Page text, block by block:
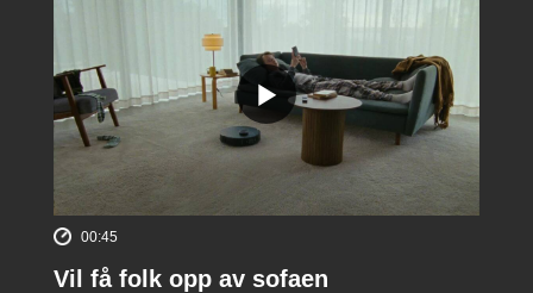
00:45
Vil få folk opp av sofaen